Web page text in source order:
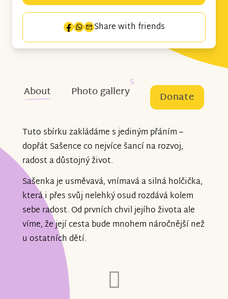
Share with friends
About Photo gallery
5
Donate
Tuto sbírku zakládáme s jediným přáním –
dopřát Sašence co nejvíce šancí na rozvoj,
radost a důstojný život.
Sašenka je usměvavá, vnímavá a silná holčička,
která i přes svůj nelehký osud rozdává kolem
sebe radost. Od prvních chvil jejího života ale
víme, že její cesta bude mnohem náročnější než
u ostatních dětí.